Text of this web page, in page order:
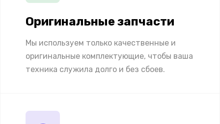
Оригинальные запчасти
Мы используем только качественные и
оригинальные комплектующие, чтобы ваша
техника служила долго и без сбоев.